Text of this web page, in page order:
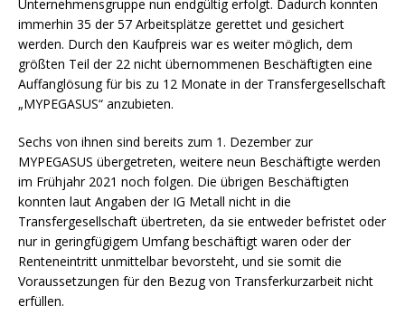
Unternehmensgruppe nun endgültig erfolgt. Dadurch konnten
immerhin 35 der 57 Arbeitsplätze gerettet und gesichert
werden. Durch den Kaufpreis war es weiter möglich, dem
größten Teil der 22 nicht übernommenen Beschäftigten eine
Auffanglösung für bis zu 12 Monate in der Transfergesellschaft
„MYPEGASUS“ anzubieten.
Sechs von ihnen sind bereits zum 1. Dezember zur
MYPEGASUS übergetreten, weitere neun Beschäftigte werden
im Frühjahr 2021 noch folgen. Die übrigen Beschäftigten
konnten laut Angaben der IG Metall nicht in die
Transfergesellschaft übertreten, da sie entweder befristet oder
nur in geringfügigem Umfang beschäftigt waren oder der
Renteneintritt unmittelbar bevorsteht, und sie somit die
Voraussetzungen für den Bezug von Transferkurzarbeit nicht
erfüllen.